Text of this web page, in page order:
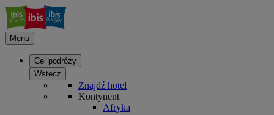
Menu
Cel podróży
Wstecz
Znajdź hotel
Kontynent
Afryka